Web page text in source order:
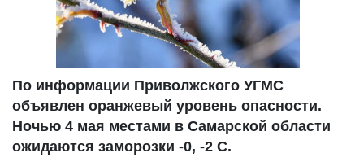
По информации Приволжского УГМС
объявлен оранжевый уровень опасности.
Ночью 4 мая местами в Самарской области
ожидаются заморозки -0, -2 С.